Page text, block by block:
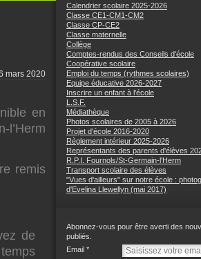
mars 2020
en
l’Herm
remis
de
Calendrier scolaire 2025-2026
Classe CE1-CM1-CM2
Classe CP-CE2
Classe maternelle
Collège
Comptes-rendus des Conseils d'école
Coopérative scolaire
Emploi du temps (rythmes scolaires)
Equipe éducative 2026-2027
Inscrire un enfant à l'école
L.S.F.
Médiathèque
Photos scolaires de 2005 à 2026
Projet d'école 2016-2020
Règlement intérieur 2025-2026
Représentants des parents d'élèves
R.P.I. Fournols/St-Germain-l'Herm
Transport scolaire des élèves
"Vues d'ailleurs" sur notre école :
d'Evelina Llewellyn (mai 2017)
Abonnez-vous pour être averti des
publiés.
Email